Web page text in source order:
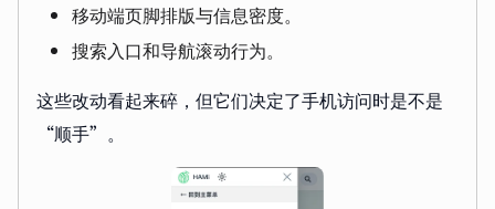
移动端页脚排版与信息密度。
搜索入口和导航滚动行为。
这些改动看起来碎，但它们决定了手机访问时是不是
“顺手”。